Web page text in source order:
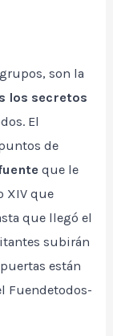
son la
los secretos
El
de
que le
XIV que
que llegó el
subirán
están
Fuendetodos-